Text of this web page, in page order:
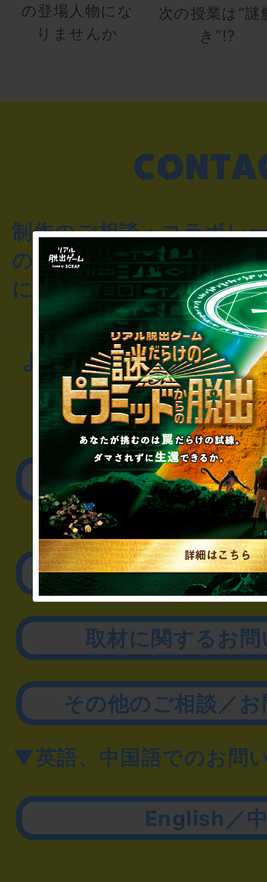
の登場人物にな
りませんか
次の授業は“謎
き”!?
制作のご相談・コラボレ
のお客様からのご質問や
にお問い合わせください
よくあるお問い合わせ
▼一般のお客様
公演内容、チケット
▼企業／法人の方
リアル脱出ゲーム制作
取材に関するお
その他のご相談／
▼英語、中国語でのお問
English／